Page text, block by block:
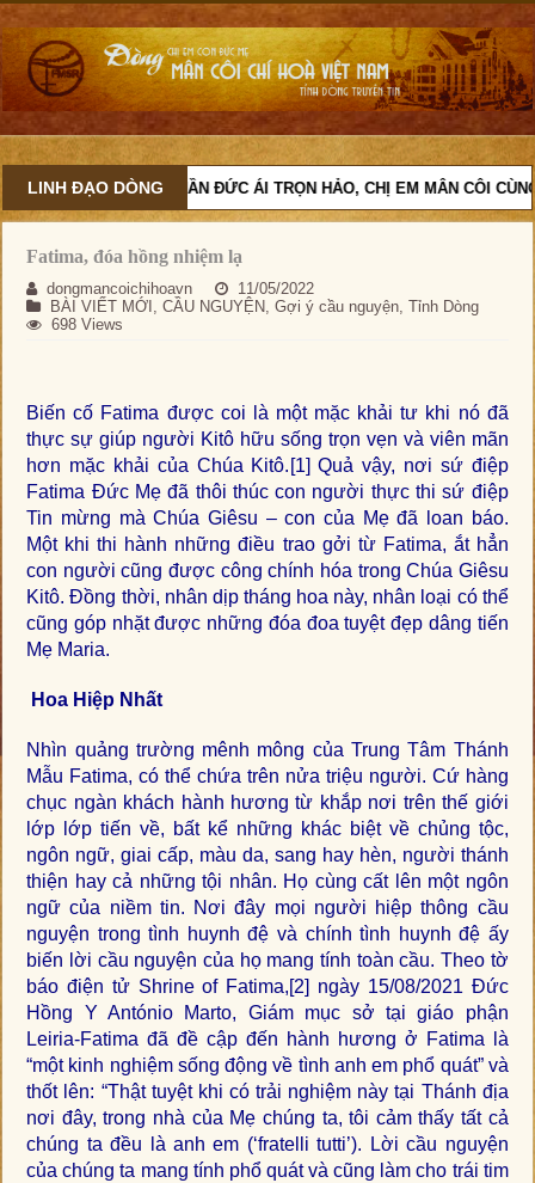
LINH ĐẠO DÒNG
VỚI TINH THẦN ĐỨC ÁI TRỌN HẢO, CHỊ EM MÂN CÔI CÙNG
Fatima, đóa hồng nhiệm lạ
dongmancoichihoavn
11/05/2022
BÀI VIẾT MỚI ,CẦU NGUYỆN,Gợi ý cầu nguyện,Tỉnh Dòng
698 Views
Biến cố Fatima được coi là một mặc khải tư khi nó đã
thực sự giúp người Kitô hữu sống trọn vẹn và viên mãn
hơn mặc khải của Chúa Kitô. [1] Quả vậy, nơi sứ điệp
Fatima Đức Mẹ đã thôi thúc con người thực thi sứ điệp
Tin mừng mà Chúa Giêsu – con của Mẹ đã loan báo.
Một khi thi hành những điều trao gởi từ Fatima, ắt hẳn
con người cũng được công chính hóa trong Chúa Giêsu
Kitô. Đồng thời, nhân dịp tháng hoa này, nhân loại có thể
cũng góp nhặt được những đóa đoa tuyệt đẹp dâng tiến
Mẹ Maria.
Hoa Hiệp Nhất
Nhìn quảng trường mênh mông của Trung Tâm Thánh
Mẫu Fatima, có thể chứa trên nửa triệu người. Cứ hàng
chục ngàn khách hành hương từ khắp nơi trên thế giới
lớp lớp tiến về, bất kể những khác biệt về chủng tộc,
ngôn ngữ, giai cấp, màu da, sang hay hèn, người thánh
thiện hay cả những tội nhân. Họ cùng cất lên một ngôn
ngữ của niềm tin. Nơi đây mọi người hiệp thông cầu
nguyện trong tình huynh đệ và chính tình huynh đệ ấy
biến lời cầu nguyện của họ mang tính toàn cầu. Theo tờ
báo điện tử Shrine of Fatima,[2] ngày 15/08/2021 Đức
Hồng Y António Marto, Giám mục sở tại giáo phận
Leiria-Fatima đã đề cập đến hành hương ở Fatima là
“một kinh nghiệm sống động về tình anh em phổ quát” và
thốt lên: “Thật tuyệt khi có trải nghiệm này tại Thánh địa
nơi đây, trong nhà của Mẹ chúng ta, tôi cảm thấy tất cả
chúng ta đều là anh em (‘fratelli tutti’). Lời cầu nguyện
của chúng ta mang tính phổ quát và cũng làm cho trái tim